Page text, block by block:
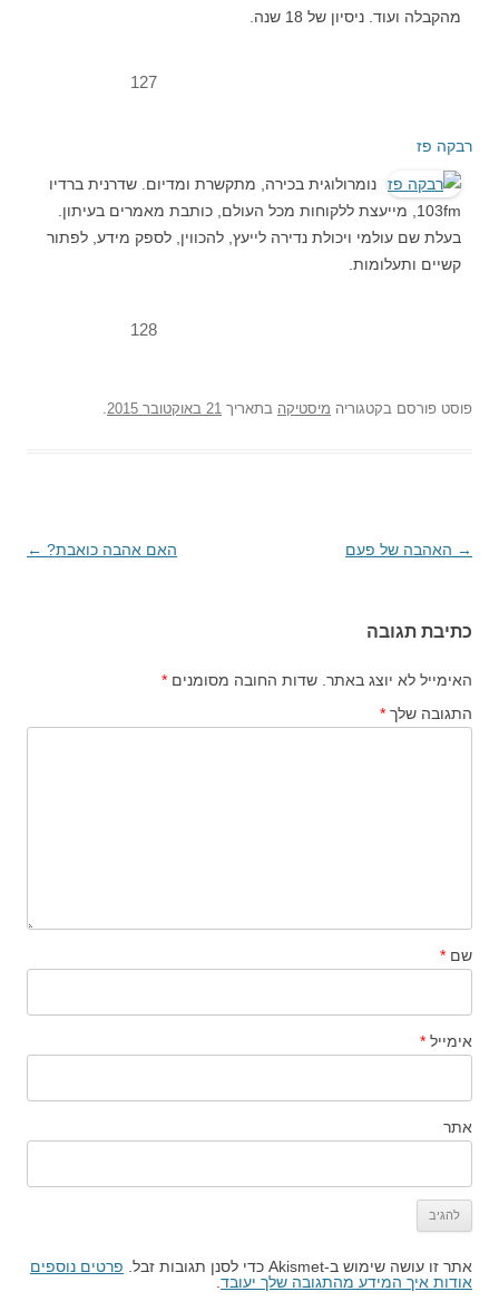
מהקבלה ועוד. ניסיון של 18 שנה.
127
רבקה פז
נומרולוגית בכירה, מתקשרת ומדיום. שדרנית ברדיו
103fm, מייעצת ללקוחות מכל העולם, כותבת מאמרים בעיתון.
בעלת שם עולמי ויכולת נדירה לייעץ, להכווין, לספק מידע, לפתור
קשיים ותעלומות.
128
פוסט פורסם בקטגוריה מיסטיקה בתאריך 21 באוקטובר 2015
ניווט
→ האהבה של פעם האם אהבה כואבת? ←
כתיבת תגובה
האימייל לא יוצג באתר. שדות החובה מסומנים *
התגובה שלך *
שם *
אימייל *
אתר
אתר זו עושה שימוש ב-Akismet כדי לסנן תגובות זבל.
פרטים נוספים
אודות איך המידע מהתגובה שלך יעובד